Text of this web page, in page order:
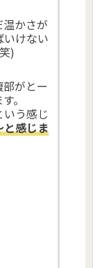
かさが
けない
)
がとー
。
う感じ
と感じま